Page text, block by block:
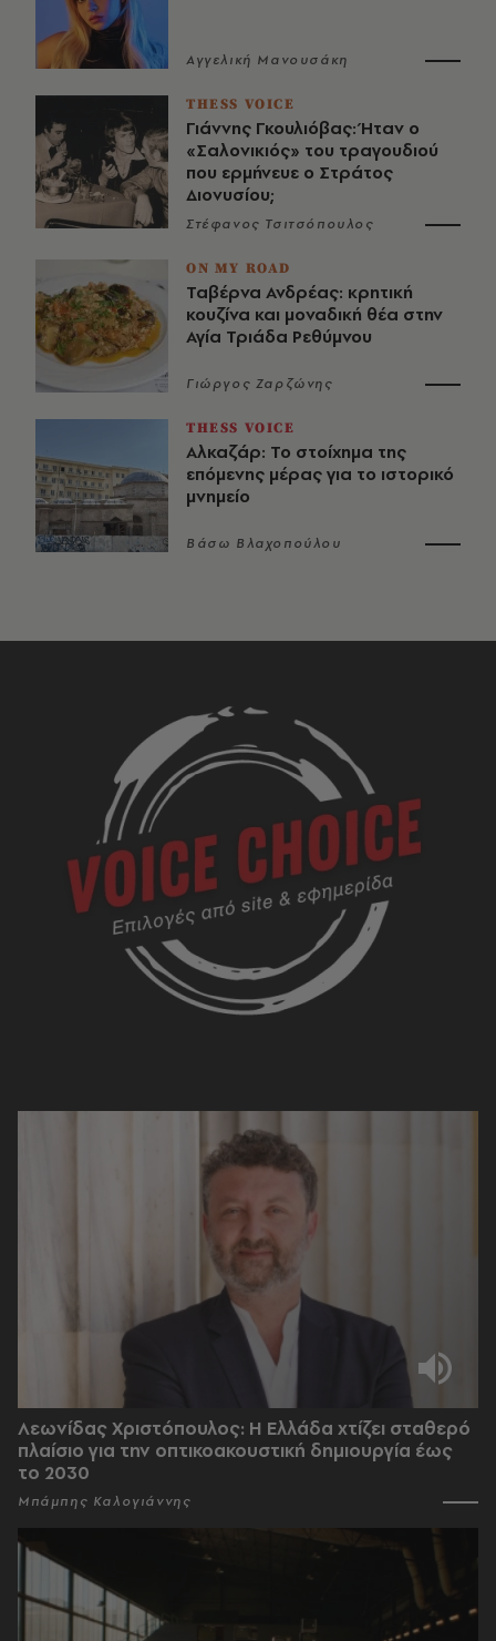
Αγγελική Μανουσάκη
THESS VOICE
Γιάννης Γκουλιόβας: Ήταν ο
«Σαλονικιός» του τραγουδιού
που ερμήνευε ο Στράτος
Διονυσίου;
Στέφανος Τσιτσόπουλος
ON MY ROAD
Ταβέρνα Ανδρέας: κρητική
κουζίνα και μοναδική θέα στην
Αγία Τριάδα Ρεθύμνου
Γιώργος Ζαρζώνης
THESS VOICE
Αλκαζάρ: Το στοίχημα της
επόμενης μέρας για το ιστορικό
μνημείο
Βάσω Βλαχοπούλου
Λεωνίδας Χριστόπουλος: Η Ελλάδα χτίζει σταθερό
πλαίσιο για την οπτικοακουστική δημιουργία έως
το 2030
Μπάμπης Καλογιάννης